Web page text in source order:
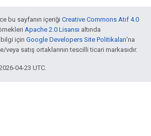
bu sayfanın içeriği Creative Commons Atıf 4.0
Apache 2.0 Lisansı altında
bilgi için Google Developers Site Politikaları'na
veya satış ortaklarının tescilli ticari markasıdır.
04-23 UTC.